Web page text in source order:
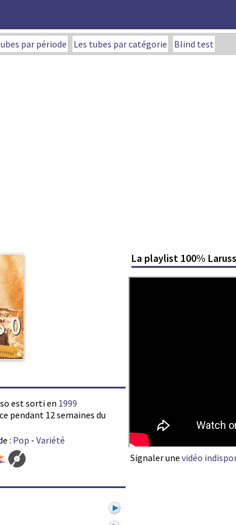
par période Les tubes par catégorie Blind test
est sorti en 1999
pendant 12 semaines du
: Pop - Variété
La playlist 100%
Signaler une vidéo